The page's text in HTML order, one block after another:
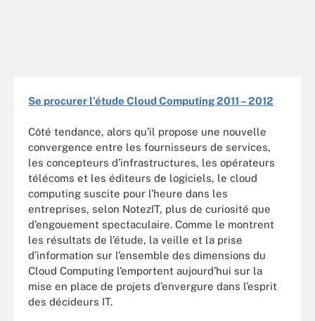
Se procurer l’étude Cloud Computing 2011 – 2012
Côté tendance, alors qu’il propose une nouvelle
convergence entre les fournisseurs de services,
les concepteurs d’infrastructures, les opérateurs
télécoms et les éditeurs de logiciels, le cloud
computing suscite pour l’heure dans les
entreprises, selon NotezIT, plus de curiosité que
d’engouement spectaculaire. Comme le montrent
les résultats de l’étude, la veille et la prise
d’information sur l’ensemble des dimensions du
Cloud Computing l’emportent aujourd’hui sur la
mise en place de projets d’envergure dans l’esprit
des décideurs IT.